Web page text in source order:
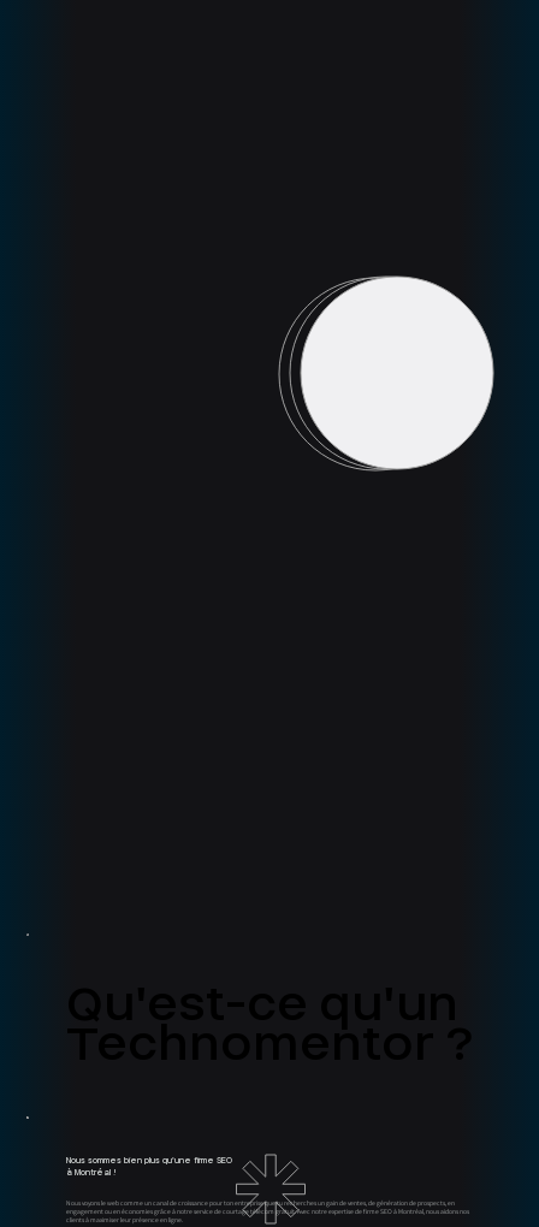
Qu'est-ce qu'un
Technomentor ?
Qu'est-ce qu'un
Technomentor ?
Nous sommes bien plus qu'une firme SEO
à Montréal !
Nous voyons le web comme un canal de croissance pour ton entreprise que tu recherches un gain de ventes, de génération de prospects, en
engagement ou en économies grâce à notre service de courtage télécom gratuit. Avec notre expertise de firme SEO à Montréal, nous aidons nos
clients à maximiser leur présence en ligne.